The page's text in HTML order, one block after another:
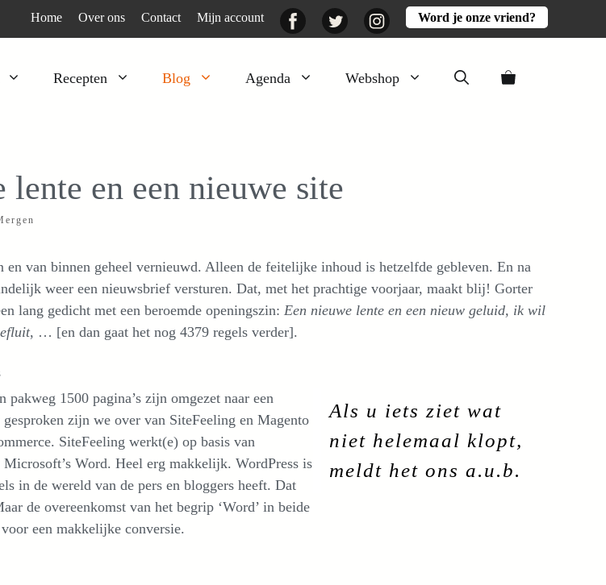
Home Over ons Contact Mijn account FacebookTwitter InstagramWord je onze vriend?
Recepten Blog Agenda Webshop
Peulgroenten
Wortelgroenten
Bladgroenten
Lekker
lente en een nieuwe site
en van binnen geheel vernieuwd. Alleen de feitelijke inhoud is hetzelfde gebleven. En na
weer een nieuwsbrief versturen. Dat, met het prachtige voorjaar, maakt blij! Gorter
lang gedicht met een beroemde openingszin: Een nieuwe lente en een nieuw geluid, ik wil
, … [en dan gaat het nog 4379 regels verder].
Als u iets ziet wat
niet helemaal klopt,
meldt het ons a.u.b.
pakweg 1500 pagina’s zijn omgezet naar een
zijn we over van SiteFeeling en Magento
SiteFeeling werkt(e) op basis van
Word. Heel erg makkelijk. WordPress is
in de wereld van de pers en bloggers heeft. Dat
de overeenkomst van het begrip ‘Word’ in beide
voor een makkelijke conversie.